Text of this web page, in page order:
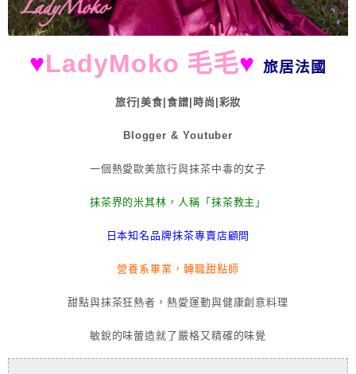
♥LadyMoko 毛毛♥ 旅居法國
旅行|美食|食譜|時尚|彩妝
Blogger & Youtuber
一個熱愛歐美旅行與抹茶中毒的女子
抹茶界的米其林，人稱「抹茶教主」
日本知名品牌抹茶專賣店顧問
營養系畢業，轉職甜點師
甜點與抹茶狂熱者，熱愛運動與健康創意料理
敏銳的味蕾造就了嚴格又精確的味覺